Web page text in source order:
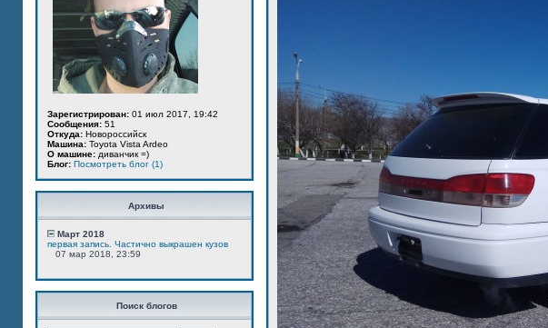
Зарегистрирован: 01 июл 2017, 19:42
Сообщения: 51
Откуда: Новороссийск
Машина: Toyota Vista Ardeo
О машине: диванчик =)
Блог: Посмотреть блог (1)
Архивы
Март 2018
первая запись. Частично выкрашен кузов
07 мар 2018, 23:59
Поиск блогов